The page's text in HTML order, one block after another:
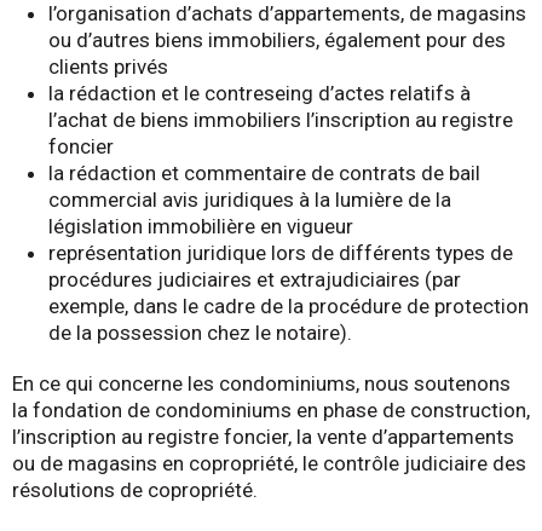
l’organisation d’achats d’appartements, de magasins
ou d’autres biens immobiliers, également pour des
clients privés
la rédaction et le contreseing d’actes relatifs à
l’achat de biens immobiliers l’inscription au registre
foncier
la rédaction et commentaire de contrats de bail
commercial avis juridiques à la lumière de la
législation immobilière en vigueur
représentation juridique lors de différents types de
procédures judiciaires et extrajudiciaires (par
exemple, dans le cadre de la procédure de protection
de la possession chez le notaire).
En ce qui concerne les condominiums, nous soutenons
la fondation de condominiums en phase de construction,
l’inscription au registre foncier, la vente d’appartements
ou de magasins en copropriété, le contrôle judiciaire des
résolutions de copropriété.